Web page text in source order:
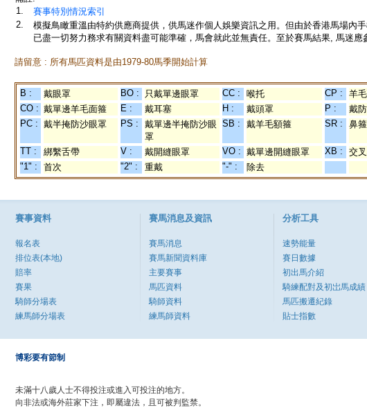
1.
賽事特別情況索引
2.
模擬鳥瞰重溫由特約供應商提供，供馬迷作個人娛樂資訊之用。但由於香港馬場內
已盡一切努力務求有關資料盡可能準確，馬會就此並無責任。至於賽馬結果, 馬迷應
請留意 : 所有馬匹資料是由1979-80馬季開始計算
B : 戴眼罩 BO : 只戴單邊眼罩 CC : 喉托 CP :
羊
CO : 戴單邊羊毛面箍 E : 戴耳塞 H : 戴頭罩 P :
戴
PC : 戴半掩防沙眼罩 PS :
戴單邊半掩防沙眼
罩
SB : 戴羊毛額箍 SR : 鼻箍
TT : 綁繫舌帶 V : 戴開縫眼罩 VO : 戴單邊開縫眼罩 XB :
交
"1" :
首次 "2" : 重戴 "-" : 除去
賽事資料
報名表
排位表(本地)
賠率
賽果
騎師分場表
練馬師分場表
賽馬消息及資訊
賽馬消息
賽馬新聞資料庫
主要賽事
馬匹資料
騎師資料
練馬師資料
分析工具
速勢能量
賽日數據
初出馬介紹
騎練配對及初岀馬成績
馬匹搬遷紀錄
貼士指數
博彩要有節制
未滿十八歲人士不得投注或進入可投注的地方。
向非法或海外莊家下注，即屬違法，且可被判監禁。